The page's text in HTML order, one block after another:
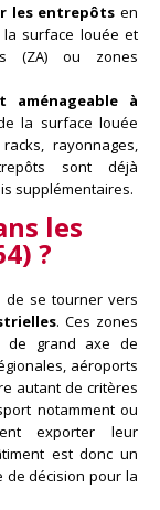
les entrepôts en
surface louée et
(ZA) ou zones
aménageable à
la surface louée
rayonnages,
sont déjà
supplémentaires.
les
?
se tourner vers
. Ces zones
de grand axe de
aéroports
autant de critères
notamment ou
exporter leur
est donc un
de décision pour la